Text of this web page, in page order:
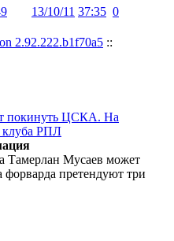
13/10/11 37:35 0
2.92.222.b1f70a5 ::
Тамерлан Мусаев может
претендуют три